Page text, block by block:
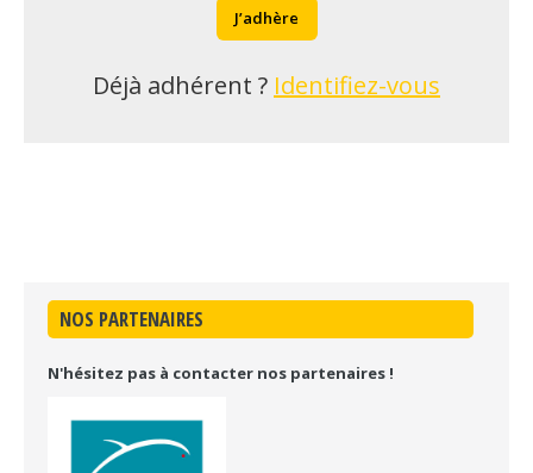
J’adhère
Déjà adhérent ? Identifiez-vous
NOS PARTENAIRES
N'hésitez pas à contacter nos partenaires !